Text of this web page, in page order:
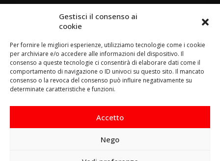
Gestisci il consenso ai
cookie
Per fornire le migliori esperienze, utilizziamo tecnologie come i cookie
per archiviare e/o accedere alle informazioni del dispositivo. Il
consenso a queste tecnologie ci consentirà di elaborare dati come il
comportamento di navigazione o ID univoci su questo sito. Il mancato
consenso o la revoca del consenso può influire negativamente su
determinate caratteristiche e funzioni.
Accetto
Nego
Strada di San Mauro 236/B - 10156 - Torino
(+39) 011.800.49.59
Email:
info@toorace.it
Orario di lavoro: